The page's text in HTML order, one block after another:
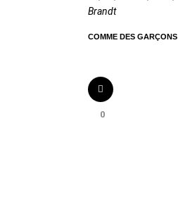
Brandt
COMME DES GARÇONS
0